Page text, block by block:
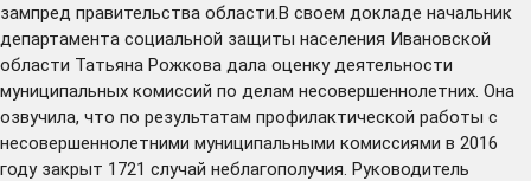
зампред правительства области.В своем докладе начальник
департамента социальной защиты населения Ивановской
области Татьяна Рожкова дала оценку деятельности
муниципальных комиссий по делам несовершеннолетних. Она
озвучила, что по результатам профилактической работы с
несовершеннолетними муниципальными комиссиями в 2016
году закрыт 1721 случай неблагополучия. Руководитель